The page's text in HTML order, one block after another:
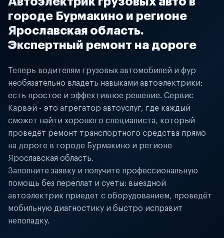
городе Бурмакино и регионе
Ярославская область.
Экспертный ремонт на дороге
Теперь водителям грузовых автомобилей и фур
необязательно владеть навыками автоэлектрики:
есть простое и эффективное решение. Сервис
Карвэй - это агрегатор автоуслуг, где каждый
сможет найти хорошего специалиста, который
проведёт ремонт транспортного средства прямо
на дороге в городе Бурмакино и регионе
Ярославская область.
Заполните заявку и получите профессиональную
помощь без переплат и суеты: выездной
автоэлектрик приедет с оборудованием, проведёт
мобильную диагностику и быстро исправит
неполадку.